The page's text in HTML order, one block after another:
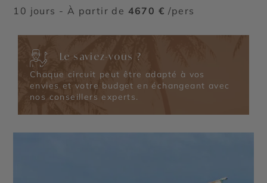
10 jours - À partir de 4670 € /pers
Le saviez-vous ?
Chaque circuit peut être adapté à vos
envies et votre budget en échangeant avec
nos conseillers experts.